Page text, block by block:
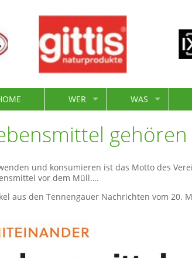
WER WAS
und konsumieren ist das Motto des
vor dem Müll….
aus den Tennengauer Nachrichten vom 20.